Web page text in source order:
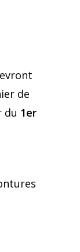
de
du 1er